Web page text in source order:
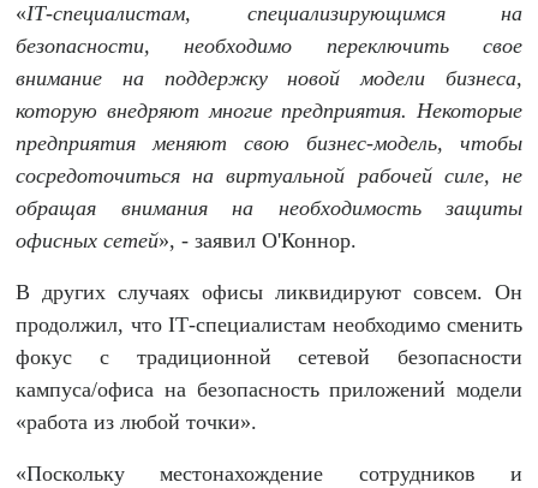
«IТ-специалистам, специализирующимся на
безопасности, необходимо переключить свое
внимание на поддержку новой модели бизнеса,
которую внедряют многие предприятия. Некоторые
предприятия меняют свою бизнес-модель, чтобы
сосредоточиться на виртуальной рабочей силе, не
обращая внимания на необходимость защиты
офисных сетей», - заявил О'Коннор.
В других случаях офисы ликвидируют совсем. Он
продолжил, что IТ-специалистам необходимо сменить
фокус с традиционной сетевой безопасности
кампуса/офиса на безопасность приложений модели
«работа из любой точки».
«Поскольку местонахождение сотрудников и